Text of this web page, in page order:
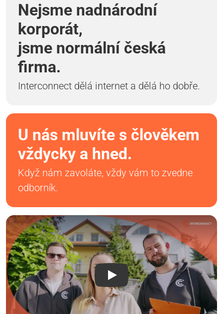
Nejsme nadnárodní
korporát,
jsme normální česká
firma.
Interconnect dělá internet a dělá ho dobře.
U nás mluvíte s člověkem
vždycky a hned.
Když nám zavoláte, vždy vám to zvedne
odborník.